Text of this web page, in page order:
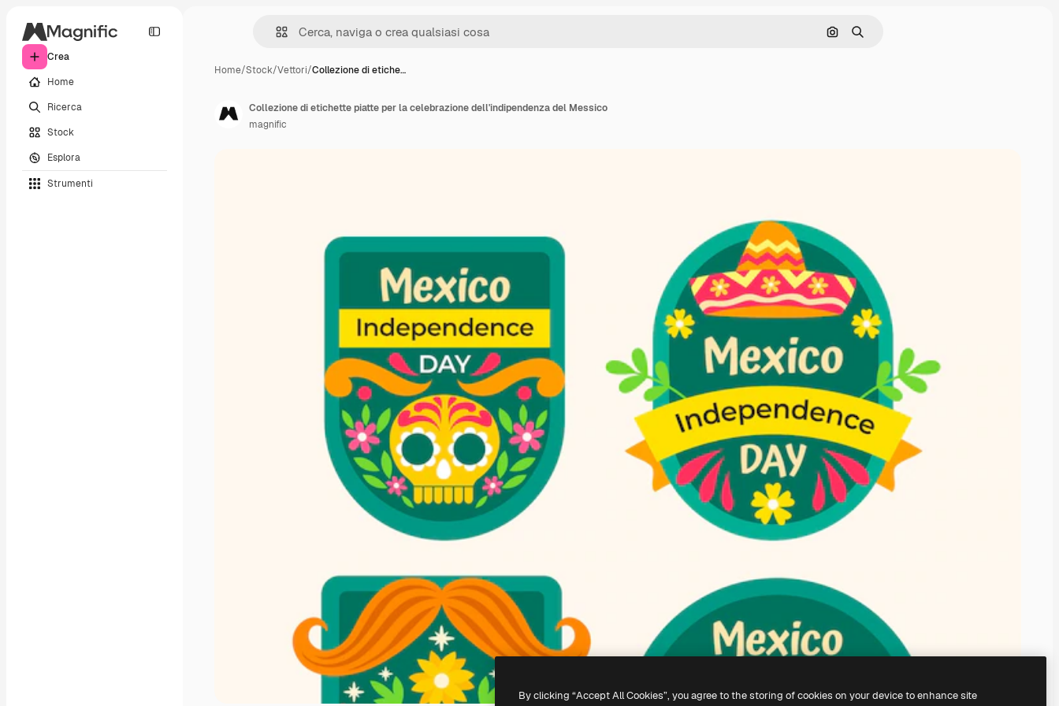
Crea
Home
Ricerca
Stock
Esplora
Strumenti
Cerca per immagine
Ricerca
Home/Stock/Vettori/Collezione di etiche…
Collezione di etichette piatte per la celebrazione dell'indipendenza del Messico
magnific
By clicking “Accept All Cookies”, you agree to the storing of cookies on your device to enhance site